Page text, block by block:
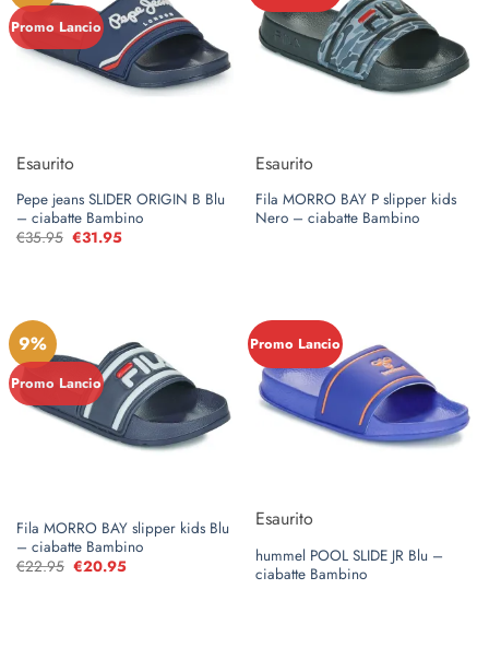
Promo Lancio
Esaurito
Pepe jeans SLIDER ORIGIN B Blu
– ciabatte Bambino
€35.95 Il
€31.95Il
Esaurito
Fila MORRO BAY P slipper kids
Nero – ciabatte Bambino
9%
Promo Lancio
Fila MORRO BAY slipper kids Blu
– ciabatte Bambino
€22.95 Il
prezzo
€20.95Il
Promo Lancio
Esaurito
hummel POOL SLIDE JR Blu –
ciabatte Bambino